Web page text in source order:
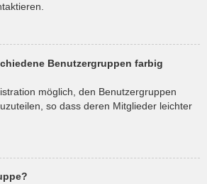
Benutzergruppen farbig
möglich, den Benutzergruppen
so dass deren Mitglieder leichter